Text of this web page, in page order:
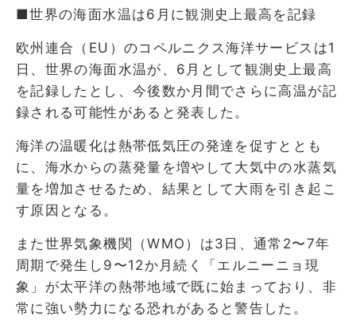
■世界の海面水温は6月に観測史上最高を記録
欧州連合（EU）のコペルニクス海洋サービスは1
日、世界の海面水温が、6月として観測史上最高
を記録したとし、今後数か月間でさらに高温が記
録される可能性があると発表した。
海洋の温暖化は熱帯低気圧の発達を促すととも
に、海水からの蒸発量を増やして大気中の水蒸気
量を増加させるため、結果として大雨を引き起こ
す原因となる。
また世界気象機関（WMO）は3日、通常2〜7年
周期で発生し9〜12か月続く「エルニーニョ現
象」が太平洋の熱帯地域で既に始まっており、非
常に強い勢力になる恐れがあると警告した。